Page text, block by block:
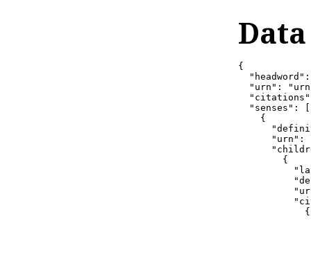
Data
{
"urn":
  "senses": [
    {
"urn":
        {
            {